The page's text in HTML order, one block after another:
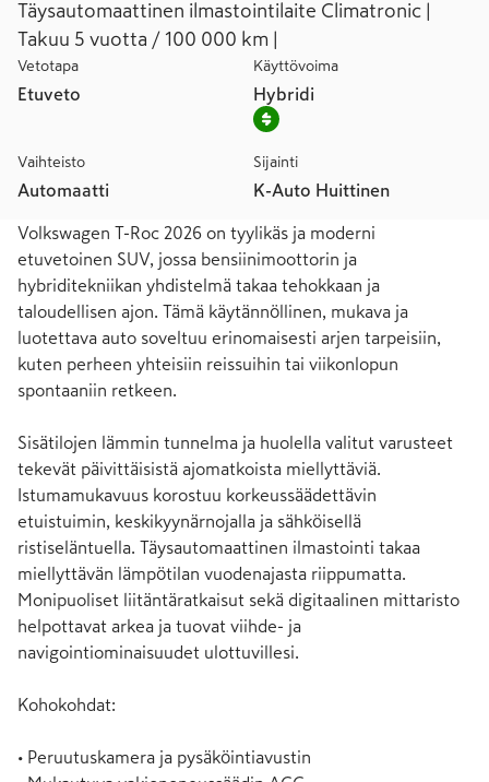
Täysautomaattinen ilmastointilaite Climatronic |
Takuu 5 vuotta / 100 000 km |
Vetotapa
Etuveto
Käyttövoima
Hybridi
Vaihteisto
Automaatti
Sijainti
K-Auto Huittinen
Volkswagen T-Roc 2026 on tyylikäs ja moderni
etuvetoinen SUV, jossa bensiinimoottorin ja
hybriditekniikan yhdistelmä takaa tehokkaan ja
taloudellisen ajon. Tämä käytännöllinen, mukava ja
luotettava auto soveltuu erinomaisesti arjen tarpeisiin,
kuten perheen yhteisiin reissuihin tai viikonlopun
spontaaniin retkeen.
Sisätilojen lämmin tunnelma ja huolella valitut varusteet
tekevät päivittäisistä ajomatkoista miellyttäviä.
Istumamukavuus korostuu korkeussäädettävin
etuistuimin, keskikyynärnojalla ja sähköisellä
ristiseläntuella. Täysautomaattinen ilmastointi takaa
miellyttävän lämpötilan vuodenajasta riippumatta.
Monipuoliset liitäntäratkaisut sekä digitaalinen mittaristo
helpottavat arkea ja tuovat viihde- ja
navigointiominaisuudet ulottuvillesi.
Kohokohdat:
• Peruutuskamera ja pysäköintiavustin